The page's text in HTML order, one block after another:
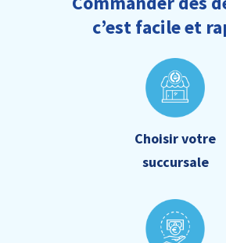
c’est facile et
Choisir votre
succursale